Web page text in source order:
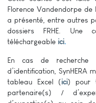
Florence Vandendorpe
a présenté, entre autres
dossiers FRHE. Une
téléchargeable ici.
En cas de recherche
d’identification, SynHERA
tableau Excel (ici) pour
partenaire(s) /